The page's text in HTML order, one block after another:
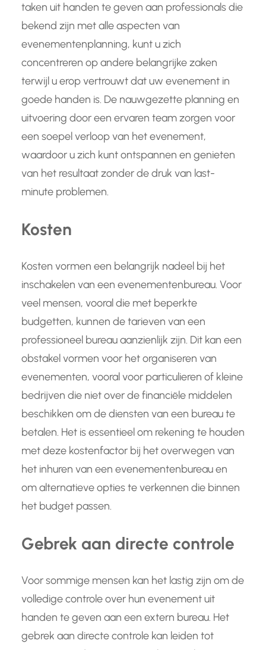
taken uit handen te geven aan professionals die
bekend zijn met alle aspecten van
evenementenplanning, kunt u zich
concentreren op andere belangrijke zaken
terwijl u erop vertrouwt dat uw evenement in
goede handen is. De nauwgezette planning en
uitvoering door een ervaren team zorgen voor
een soepel verloop van het evenement,
waardoor u zich kunt ontspannen en genieten
van het resultaat zonder de druk van last-
minute problemen.
Kosten
Kosten vormen een belangrijk nadeel bij het
inschakelen van een evenementenbureau. Voor
veel mensen, vooral die met beperkte
budgetten, kunnen de tarieven van een
professioneel bureau aanzienlijk zijn. Dit kan een
obstakel vormen voor het organiseren van
evenementen, vooral voor particulieren of kleine
bedrijven die niet over de financiële middelen
beschikken om de diensten van een bureau te
betalen. Het is essentieel om rekening te houden
met deze kostenfactor bij het overwegen van
het inhuren van een evenementenbureau en
om alternatieve opties te verkennen die binnen
het budget passen.
Gebrek aan directe controle
Voor sommige mensen kan het lastig zijn om de
volledige controle over hun evenement uit
handen te geven aan een extern bureau. Het
gebrek aan directe controle kan leiden tot